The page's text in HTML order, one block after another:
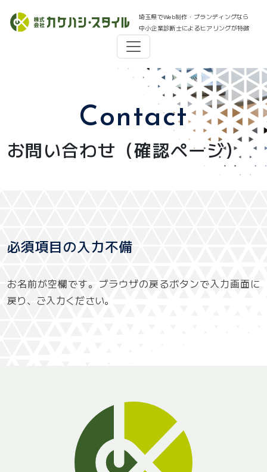
埼玉県でWeb制作・ブランディングなら
中小企業診断士によるヒアリングが特徴
Contact
お問い合わせ（確認ページ）
必須項目の入力不備
お名前が空欄です。ブラウザの戻るボタンで入力画面に
戻り、ご入力ください。